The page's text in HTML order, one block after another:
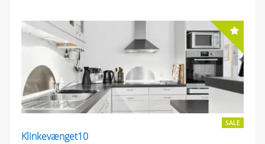
SALE
Klinkevænget10